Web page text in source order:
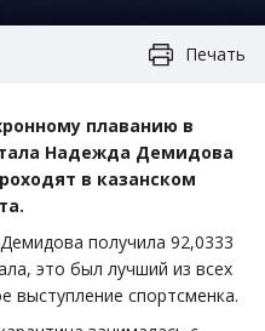
Печать
плаванию в
Надежда Демидова
в казанском
получила 92,0333
это был лучший из всех
выступление спортсменка.